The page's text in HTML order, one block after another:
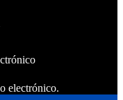
electrónico.